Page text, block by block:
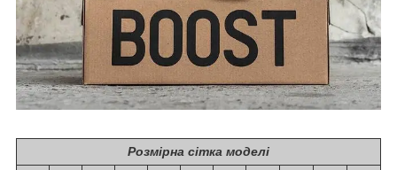
Розмірна сітка моделі